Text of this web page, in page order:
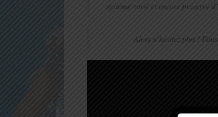
système varié et encore préservé
Alors n’hésitez plus !